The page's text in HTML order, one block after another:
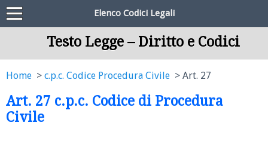
Elenco Codici Legali
Testo Legge – Diritto e Codici
Home c.p.c. Codice Procedura Civile Art. 27
Art. 27 c.p.c. Codice di Procedura
Civile